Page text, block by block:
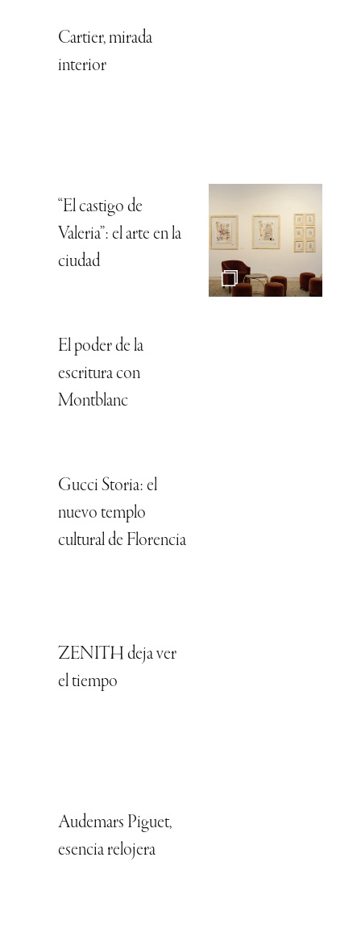
Cartier, mirada
interior
“El castigo de
Valeria”: el arte en la
ciudad
El poder de la
escritura con
Montblanc
Gucci Storia: el
nuevo templo
cultural de Florencia
ZENITH deja ver
el tiempo
Audemars Piguet,
esencia relojera